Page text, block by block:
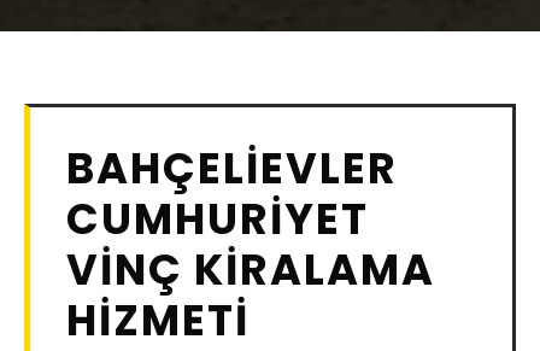
BAHÇELIEVLER
CUMHURIYET
VINÇ KIRALAMA
HIZMETI